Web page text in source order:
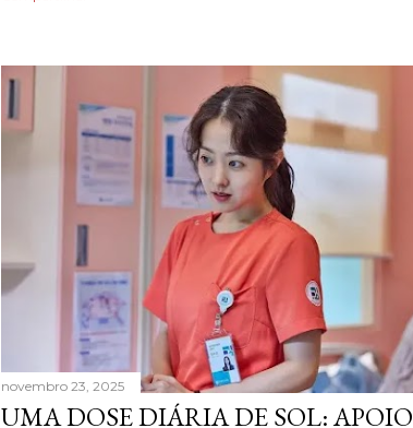
novembro 23, 2025
UMA DOSE DIÁRIA DE SOL: APOIO